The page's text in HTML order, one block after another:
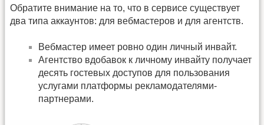
Обратите внимание на то, что в сервисе существует
два типа аккаунтов: для вебмастеров и для агентств.
Вебмастер имеет ровно один личный инвайт.
Агентство вдобавок к личному инвайту получает
десять гостевых доступов для пользования
услугами платформы рекламодателями-
партнерами.